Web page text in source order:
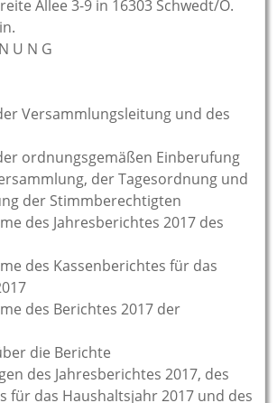
Allee 3-9 in 16303 Schwedt/O.
U N G
Versammlungsleitung und des
ordnungsgemäßen Einberufung
der Tagesordnung und
der Stimmberechtigten
des Jahresberichtes 2017 des
des Kassenberichtes für das
des Berichtes 2017 der
die Berichte
des Jahresberichtes 2017, des
für das Haushaltsjahr 2017 und des